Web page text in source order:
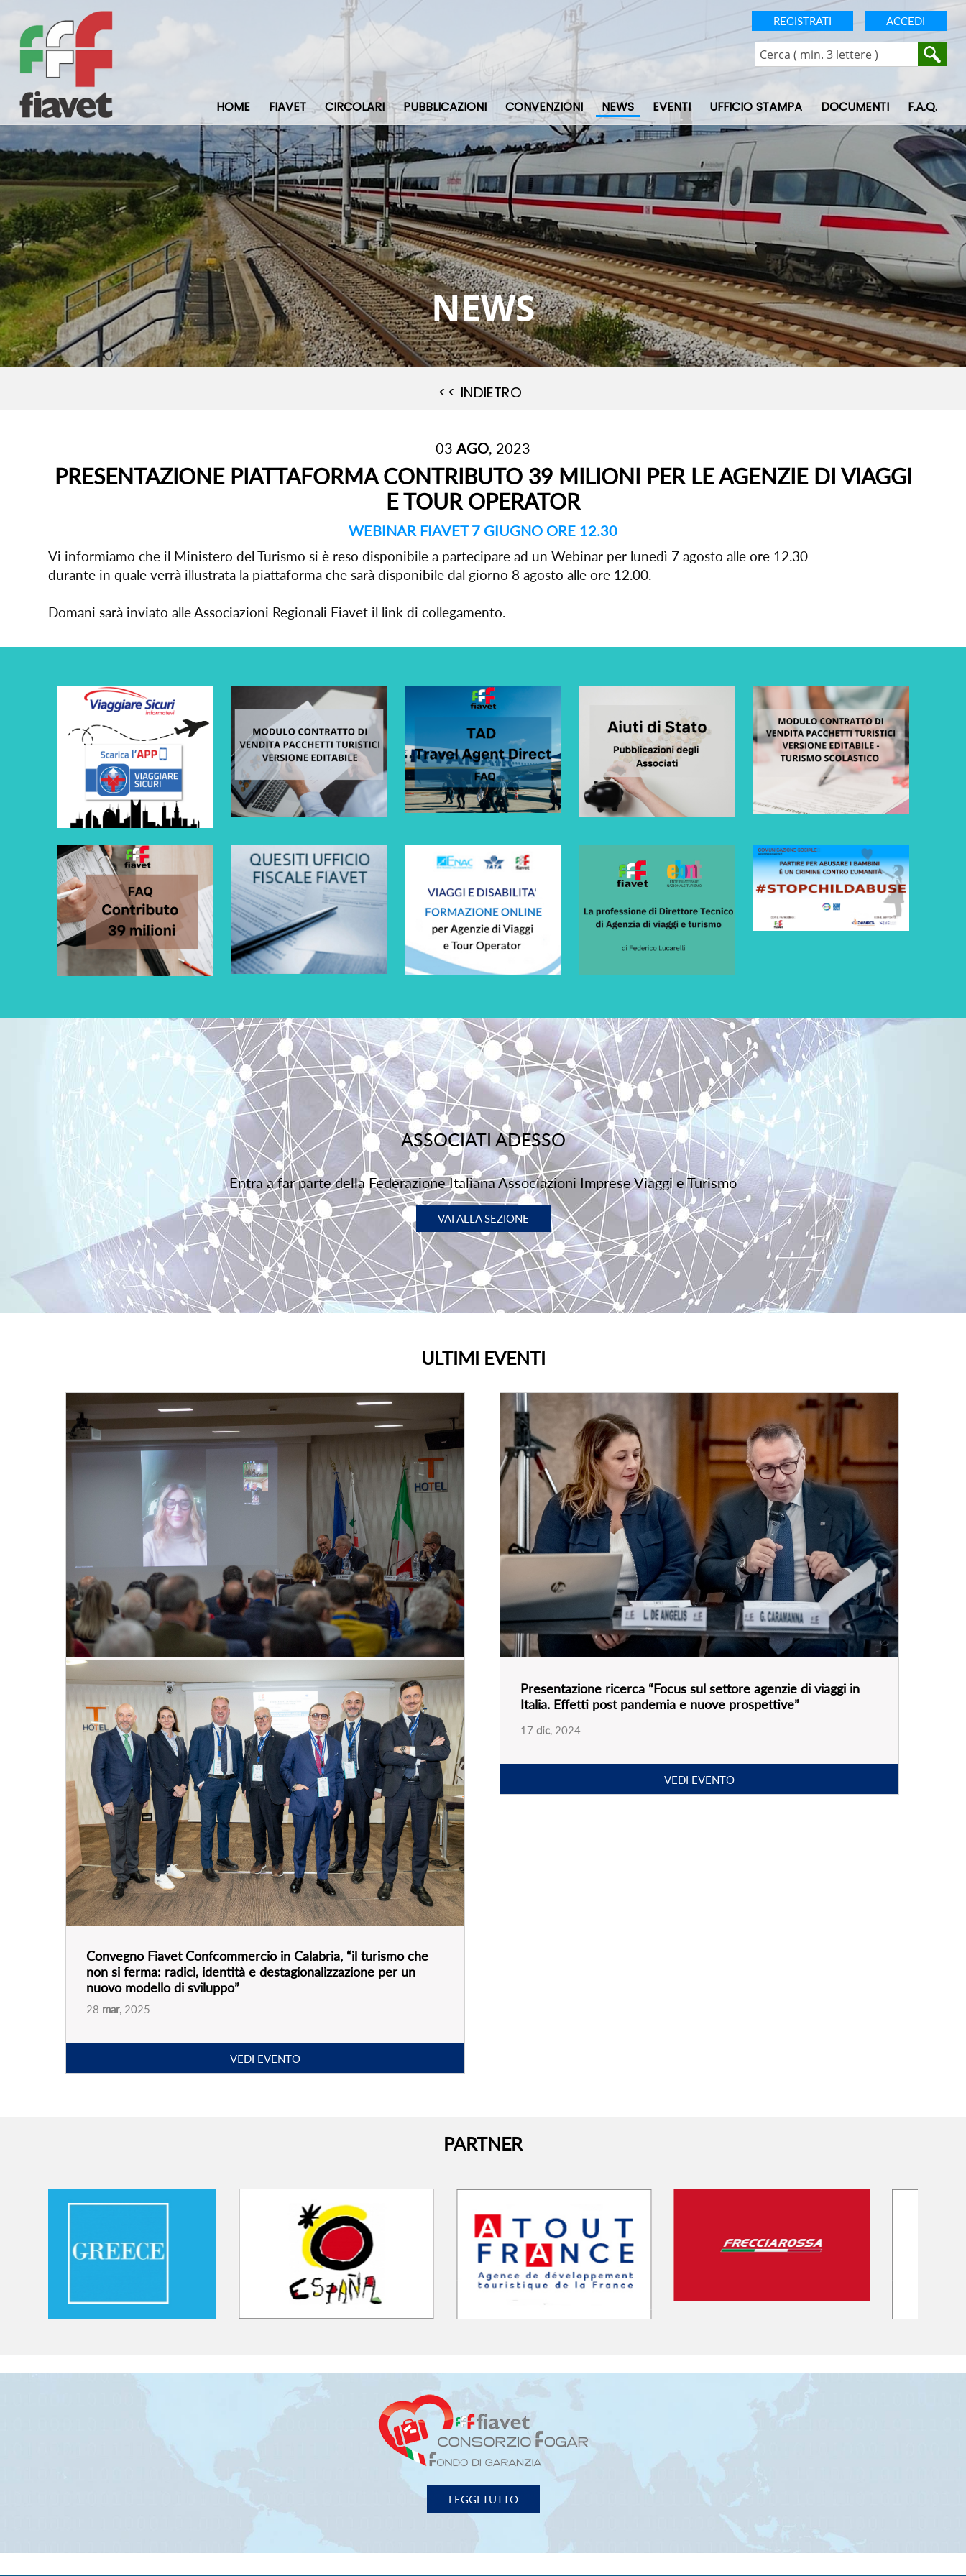
REGISTRATI ACCEDI
F.A.Q.
DOCUMENTI
UFFICIO STAMPA
EVENTI
NEWS
CONVENZIONI
PUBBLICAZIONI
CIRCOLARI
FIAVET
HOME
NEWS
<< INDIETRO
03 AGO , 2023
PRESENTAZIONE PIATTAFORMA CONTRIBUTO 39 MILIONI PER LE AGENZIE DI VIAGGI
E TOUR OPERATOR
WEBINAR FIAVET 7 GIUGNO ORE 12.30
Vi informiamo che il Ministero del Turismo si è reso disponibile a partecipare ad un Webinar per lunedì 7 agosto alle ore 12.30
durante in quale verrà illustrata la piattaforma che sarà disponibile dal giorno 8 agosto alle ore 12.00.
Domani sarà inviato alle Associazioni Regionali Fiavet il link di collegamento.
ASSOCIATI ADESSO
Entra a far parte della Federazione Italiana Associazioni Imprese Viaggi e Turismo
VAI ALLA SEZIONE
ULTIMI EVENTI
Convegno Fiavet Confcommercio in Calabria, “il turismo che
non si ferma: radici, identità e destagionalizzazione per un
nuovo modello di sviluppo”
28mar, 2025
VEDI EVENTO
Presentazione ricerca “Focus sul settore agenzie di viaggi in
17dic, 2024
PARTNER
LEGGI TUTTO
- FEDERAZIONE ITALIANA ASSOCIAZIONI IMPRESE VIAGGI e TURISMO